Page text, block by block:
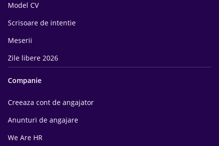
Model CV
Scrisoare de intentie
Meserii
Zile libere 2026
Companie
Creeaza cont de angajator
Anunturi de angajare
We Are HR